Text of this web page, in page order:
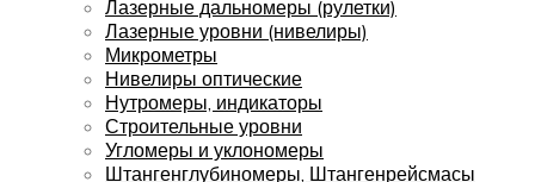
Лазерные дальномеры (рулетки)
Лазерные уровни (нивелиры)
Микрометры
Нивелиры оптические
Нутромеры, индикаторы
Строительные уровни
Угломеры и уклономеры
Штангенглубиномеры, Штангенрейсмасы